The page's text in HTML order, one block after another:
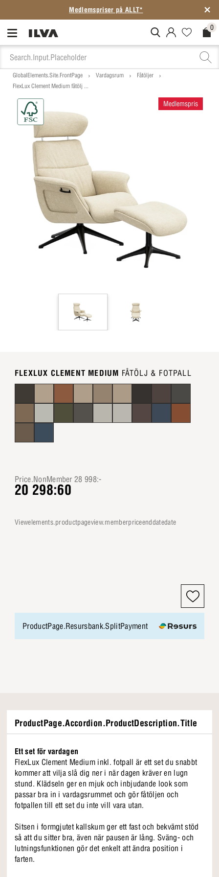
Medlemspriser på ALLT*
MitIlva.Login 0
GlobalElements.Site.FrontPage Vardagsrum
Fåtöljer
FlexLux Clement Medium fåtölj ...
Medlemspris
FLEXLUX CLEMENT MEDIUM FÅTÖLJ & FOTPALL
Price.NonMember 28 998:-
20 298:60
viewelements.productpageview.memberpriceenddatedate
ProductPage.Resursbank.SplitPayment
ProductPage.Accordion.ProductDescription.Title
Ett set för vardagen
FlexLux Clement Medium inkl. fotpall är ett set du snabbt
kommer att vilja slå dig ner i när dagen kräver en lugn
stund. Klädseln ger en mjuk och inbjudande look som
passar bra in i vardagsrummet och gör fåtöljen och
fotpallen till ett set du inte vill vara utan.
Sitsen i formgjutet kallskum ger ett fast och bekvämt stöd
så att du sitter bra, även när pausen är lång. Sväng- och
lutningsfunktionen gör det enkelt att ändra position i
farten.